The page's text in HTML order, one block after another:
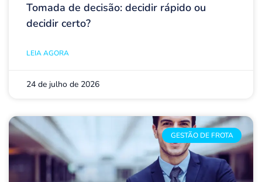
Tomada de decisão: decidir rápido ou
decidir certo?
LEIA AGORA
24 de julho de 2026
GESTÃO DE FROTA